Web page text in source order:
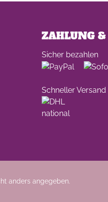
ZAHLUNG
Sicher bezahlen
Schneller Versand
anders angegeben.